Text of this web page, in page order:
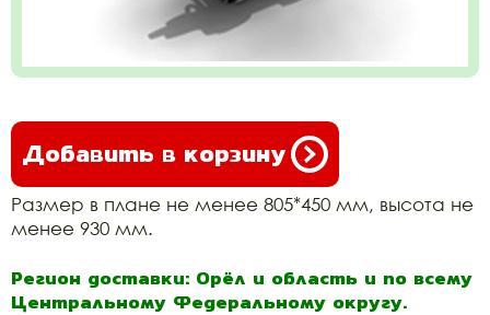
Добавить в корзину
Размер в плане не менее 805*450 мм, высота не
менее 930 мм.
Регион доставки: Орёл и область и по всему
Центральному Федеральному округу.